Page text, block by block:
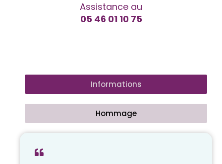
Assistance au
05 46 01 10 75
Informations
Hommage